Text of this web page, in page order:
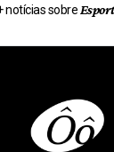
notícias sobre